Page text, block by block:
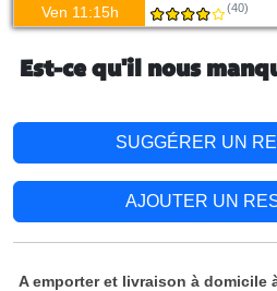
Ven 11:15h (40)
Est-ce qu'il nous
SUGGÉRER UN
AJOUTER UN
A emporter et livraison à domicile